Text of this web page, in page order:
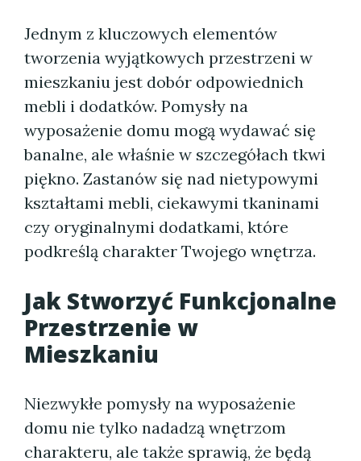
Jednym z kluczowych elementów
tworzenia wyjątkowych przestrzeni w
mieszkaniu jest dobór odpowiednich
mebli i dodatków. Pomysły na
wyposażenie domu mogą wydawać się
banalne, ale właśnie w szczegółach tkwi
piękno. Zastanów się nad nietypowymi
kształtami mebli, ciekawymi tkaninami
czy oryginalnymi dodatkami, które
podkreślą charakter Twojego wnętrza.
Jak Stworzyć Funkcjonalne
Przestrzenie w
Mieszkaniu
Niezwykłe pomysły na wyposażenie
domu nie tylko nadadzą wnętrzom
charakteru, ale także sprawią, że będą